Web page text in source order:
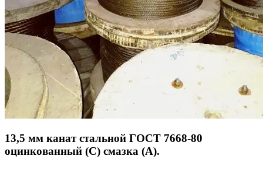
13,5 мм канат стальной ГОСТ 7668-80
оцинкованный (С) смазка (А).